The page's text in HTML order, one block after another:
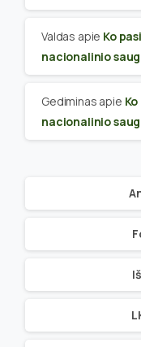
Valdas apie Ko
nacionalinio
Gediminas apie
nacionalinio